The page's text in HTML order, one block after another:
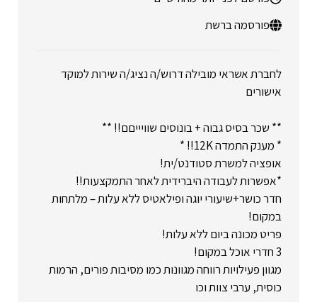
פורסמה ברשת
לחברת אשראי מובילה דרוש/ה נציג/ה שירות למוקד
אישורים
** שכר בסיס גבוה + בונוסים שוויייםם!! **
* מענק התמדה 12K!! *
אופציה למשרת סטודנט/ית!
*אפשרות לעבודה היברידית לאחר התמקצעות!!
חדר כושר+שיעורי יוגה ופילאטיס ללא עלות – מלתחות
במקום!
פריט מכונה ביום ללא עלות!
3 חדרי אוכל במקום!
מגוון פעילויות רווחה מגוונות כמו מסיבות פורים, הרמות
כוסית, ערבי צוות וכו